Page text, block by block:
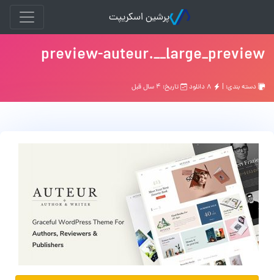
پرشین اسکریپت
preview-auteur.__large_preview
دسته بندی: | تاریخ: ۴ سال قبل